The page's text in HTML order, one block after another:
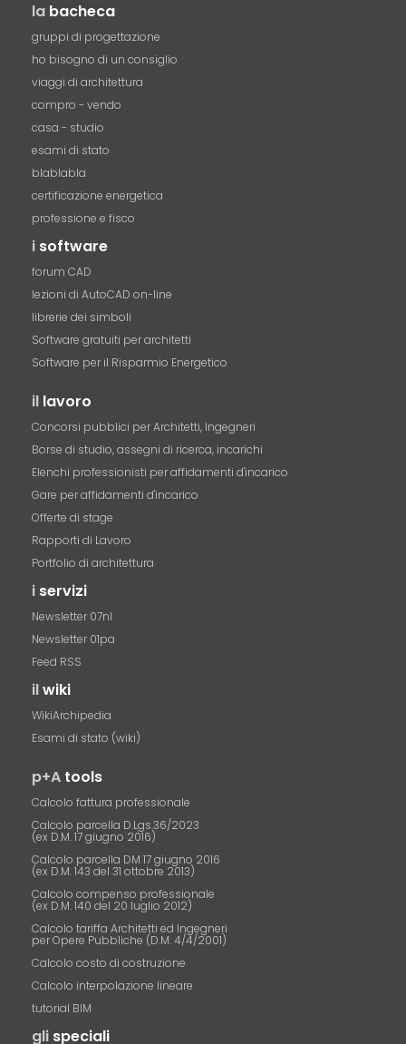
la bacheca
gruppi di progettazione
ho bisogno di un consiglio
viaggi di architettura
compro - vendo
casa - studio
esami di stato
blablabla
certificazione energetica
professione e fisco
i software
forum CAD
lezioni di AutoCAD on-line
librerie dei simboli
Software gratuiti per architetti
Software per il Risparmio Energetico
il lavoro
Concorsi pubblici per Architetti, Ingegneri
Borse di studio, assegni di ricerca, incarichi
Elenchi professionisti per affidamenti d'incarico
Gare per affidamenti d'incarico
Offerte di stage
Rapporti di Lavoro
Portfolio di architettura
i servizi
Newsletter 07nl
Newsletter 01pa
Feed RSS
ilwiki
WikiArchipedia
Esami di stato (wiki)
p+A tools
Calcolo fattura professionale
Calcolo parcella D.Lgs.36/2023
(ex D.M. 17 giugno 2016)
Calcolo parcella DM 17 giugno 2016
(ex D.M. 143 del 31 ottobre 2013)
Calcolo compenso professionale
(ex D.M. 140 del 20 luglio 2012)
Calcolo tariffa Architetti ed Ingegneri
per Opere Pubbliche (D.M. 4/4/2001)
Calcolo costo di costruzione
Calcolo interpolazione lineare
tutorial BIM
gli speciali